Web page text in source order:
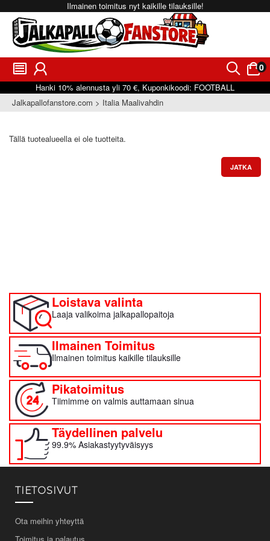
Ilmainen toimitus nyt kaikille tilauksille!
󰂩 󰃳 󰂨 0
󰃠
Hanki 10% alennusta yli 70 €, Kuponkikoodi: FOOTBALL
Jalkapallofanstore.com
Italia Maalivahdin
Tällä tuotealueella ei ole tuotteita.
JATKA
Loistava valinta
Laaja valikoima jalkapallopaitoja
Ilmainen Toimitus
Ilmainen toimitus kaikille tilauksille
Pikatoimitus
Tiimimme on valmis auttamaan sinua
Täydellinen palvelu
99.9% Asiakastyytyväisyys
TIETOSIVUT
Ota meihin yhteyttä